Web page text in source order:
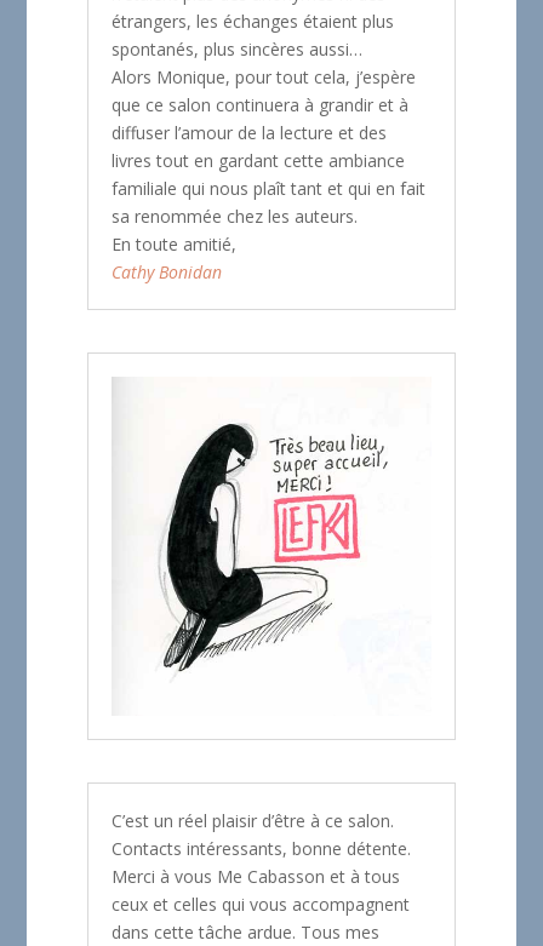
étrangers, les échanges étaient plus
spontanés, plus sincères aussi…
Alors Monique, pour tout cela, j’espère
que ce salon continuera à grandir et à
diffuser l’amour de la lecture et des
livres tout en gardant cette ambiance
familiale qui nous plaît tant et qui en fait
sa renommée chez les auteurs.
En toute amitié,
Cathy Bonidan
C’est un réel plaisir d’être à ce salon.
Contacts intéressants, bonne détente.
Merci à vous Me Cabasson et à tous
ceux et celles qui vous accompagnent
dans cette tâche ardue. Tous mes